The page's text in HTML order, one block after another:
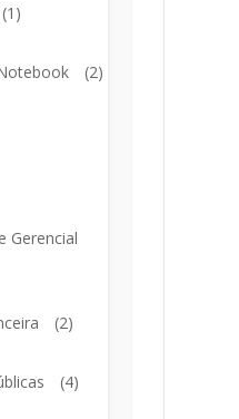
(1)
(2)
Gerencial
(2)
(4)